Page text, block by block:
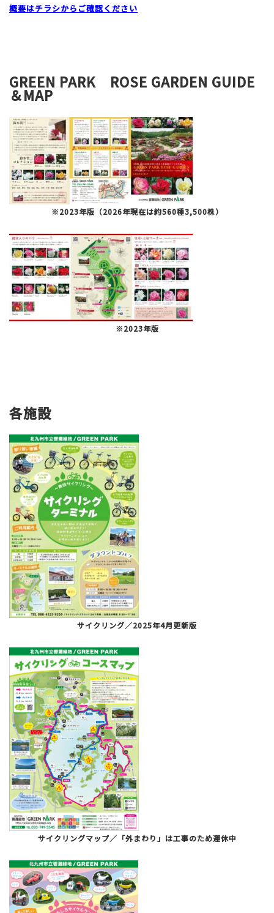
概要はチラシからご確認ください
GREEN PARK ROSE GARDEN GUIDE
＆MAP
※2023年版（2026年現在は約560種3,500株）
※2023年版
各施設
サイクリング／2025年4月更新版
サイクリングマップ／「外まわり」は工事のため運休中